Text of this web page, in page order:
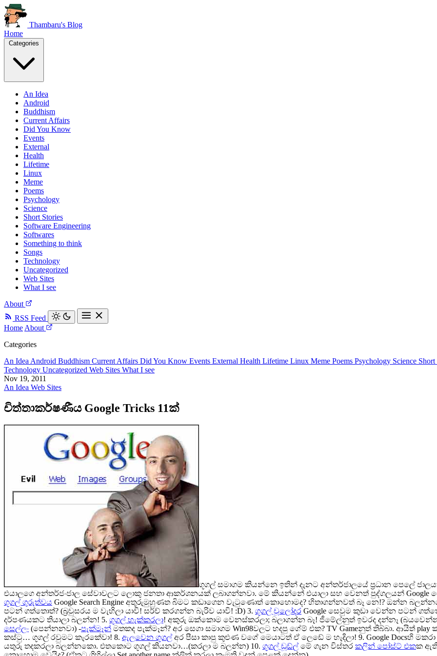
Thambaru's Blog
Home
An Idea
Android
Buddhism
Current Affairs
Did You Know
Events
External
Health
Lifetime
Linux
Meme
Poems
Psychology
Science
Short Stories
Software Engineering
Softwares
Something to think
Songs
Technology
Uncategorized
Web Sites
What I see
About
RSS Feed
Home About
Categories
An Idea Android Buddhism Current Affairs Did You Know Events External Health Lifetime Linux Meme Poems Psychology Science Short
Technology Uncategorized Web Sites What I see
Nov 19, 2011
An Idea Web Sites
චිත්‍තාකර්ෂණීය Google Tricks 11ක්
ගූගල් සමාගම කියන්නෙ ඉතින් දැනට අන්තර්ජාලයේ ප්‍රධාන පෙලේ
එයාලගෙ අන්තර්ජංජාල සේවාවලට ලොකු ජනතා ආකර්ශනයක් ලබාගන්නවා. මේ කියන්නේ එයාලා සහ වෙනත් පුද්ගලයන් Google
ගූගල් ගුරුත්‍වය Google Search Engine අතුරුමුහුණත බිමට කඩාගෙන වැටුණොත් කොහොමද? හිතාගන්නවත් බෑ නෙ!? ඔන්න
පටන් ගත්තොත්? (බ්‍රවුසරය ම වැහිලා යාවි! සර්ච් කරගන්න බැරිව යාවි! :D) 3. ගූගල් චූලෝදර Google සෙවුම කුඩා වෙන්න පටන්
දර්පණයකට තියාලා බලන්න! 5. ගූගල් හැක්කරලා! අකුරු ඔක්කොම වෙනස්කරලා; බලාගන්න බෑ! ජීමේල්නුත් ඉවරද දන්නෑ
සෙල්ලං (පෙන්නනවා) -පැක්මෑන් මතකද පැක්මෑන්? අර සෙගා සමාගම Win98වලට හදපු ගේම් එක? TV Gameනුත් තිබ්බා. ආයිත් play
කස්ටු… ගූගල් රවුමට කැරකේවා! 8. ඇලවෙන ගූගල්අර පීසා කාපු කුළුණ වගේ මෙයාටත් ඒ ලෙඩේ ම හැදිලා! 9. Google Docsහි
යතුරු තදකරලා බලන්නකො. එතකොට ගූගල් කියනවා…(කරලා ම බලන්න) 10. ගූගල් ඩූඩ්ල්මේ ගැන විස්තර කලින් පෝස්ට් එකක